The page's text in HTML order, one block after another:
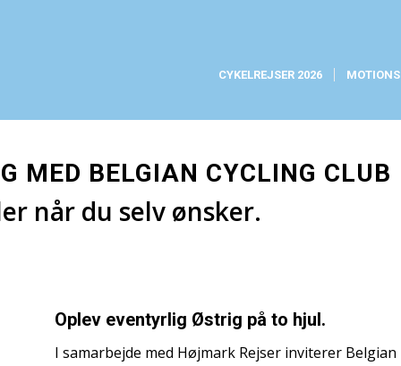
CYKELREJSER 2026
MED BELGIAN CYCLING CLUB
når du selv ønsker.
Oplev eventyrlig Østrig på to hjul.
I samarbejde med Højmark Rejser inviterer Belgian